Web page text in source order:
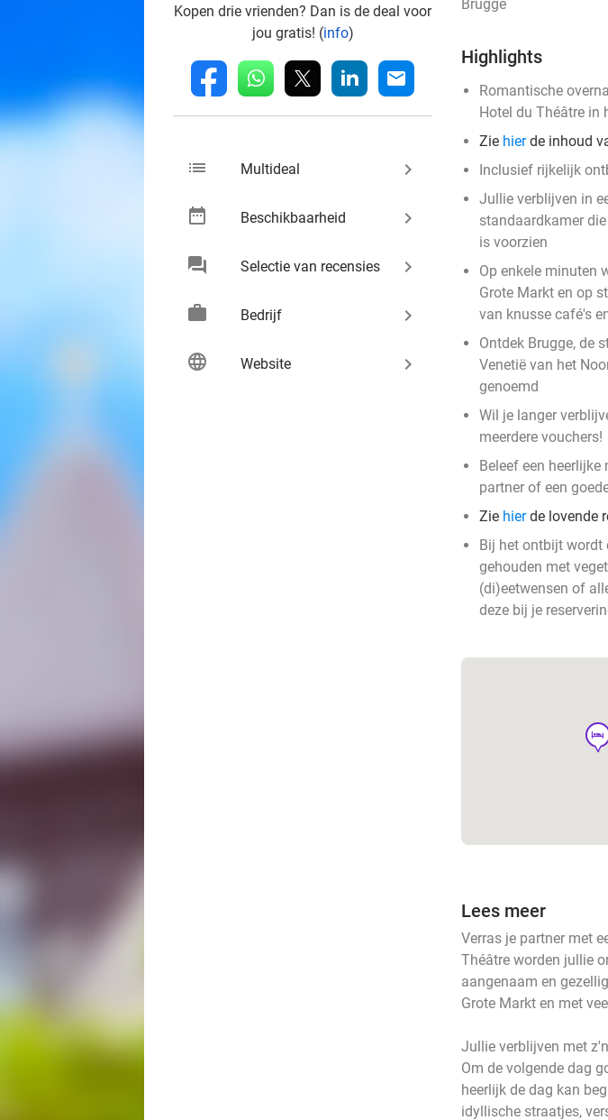
Kopen drie vrienden? Dan is de deal voor
jou gratis! (info)
fb whatsapp linkedin mail
list Multideal keyboard_arrow_right
date_range Beschikbaarheid keyboard_arrow_right
chat Selectie van recensies keyboard_arrow_right
work Bedrijf keyboard_arrow_right
language Website keyboard_arrow_right
Brugge
Highlights
Romantische
Hotel du Théâtre in
Zie hierde inhoud
Inclusief rijkelijk
Jullie verblijven in
standaardkamer
is voorzien
Op enkele minuten
Grote Markt en op
van knusse café's
Ontdek Brugge, de
Venetië van het
genoemd
Wil je langer
meerdere vouchers!
Beleef een
partner of een
Zie hierde lovende
Bij het ontbijt wordt
gehouden met
(di)eetwensen of
deze bij je
hotel
Lees meer
Verras je partner met
Théâtre worden jullie
aangenaam en
Grote Markt en met
Jullie verblijven met
Om de volgende dag
heerlijk de dag kan
idyllische straatjes,